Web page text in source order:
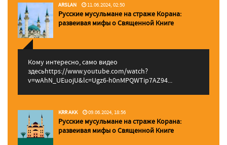
ARSLAN 11.06.2024, 02:50
Русские мусульмане на страже Корана:
pазвеивая мифы о Священной Книге
Кому интересно, само видео
здесьhttps://www.youtube.com/watch?
v=wAhN_UEuojU&lc=Ugz6-h0nMPQWTip7AZ94...
KRR AKK 09.06.2024, 18:56
Русские мусульмане на страже Корана:
pазвеивая мифы о Священной Книге